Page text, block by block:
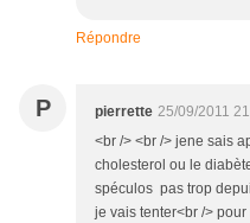
Répondre
P pierrette 25/09/2011
<br /> <br /> jene sais
cholesterol ou le
spéculos pas trop
je vais tenter<br />